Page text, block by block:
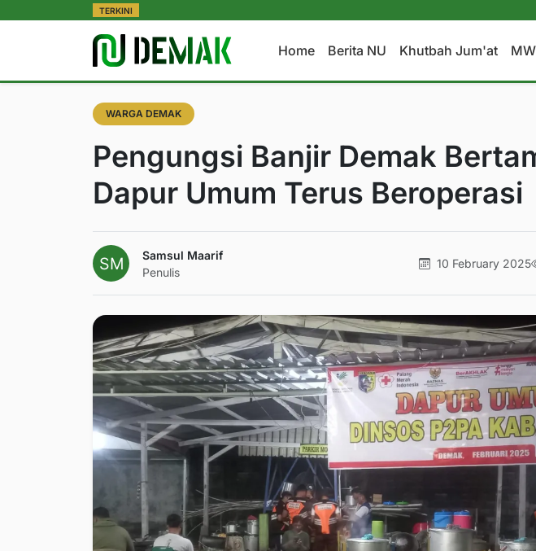
TERKINI
Home Berita NU Khutbah Jum'at
WARGA DEMAK
Pengungsi Banjir Demak
Dapur Umum Terus Beroperasi
Samsul Maarif
Penulis
10 February 2025